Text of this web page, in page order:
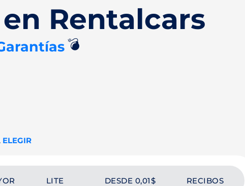
Rentalcars
💣
ELEGIR
LITE DESDE 0,01$ RECIBOS